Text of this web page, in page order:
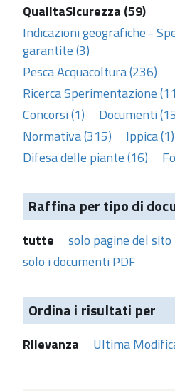
QualitaSicurezza (59)
Indicazioni geografiche -
garantite (3)
Pesca Acquacoltura (236)
Ricerca Sperimentazione
Concorsi (1)
Documenti
Normativa (315)
Ippica (1)
Difesa delle piante (16)
Raffina per tipo di
tutte
solo pagine del sito
solo i documenti PDF
Ordina i risultati per
Rilevanza Ultima